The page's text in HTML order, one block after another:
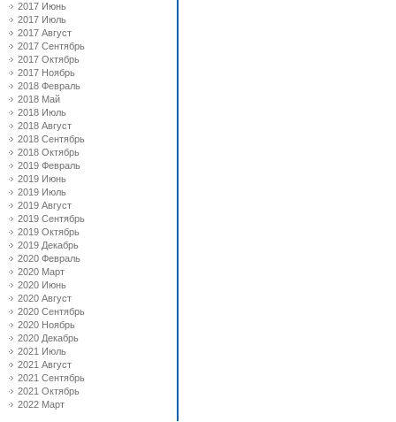
2017 Июнь
2017 Июль
2017 Август
2017 Сентябрь
2017 Октябрь
2017 Ноябрь
2018 Февраль
2018 Май
2018 Июль
2018 Август
2018 Сентябрь
2018 Октябрь
2019 Февраль
2019 Июнь
2019 Июль
2019 Август
2019 Сентябрь
2019 Октябрь
2019 Декабрь
2020 Февраль
2020 Март
2020 Июнь
2020 Август
2020 Сентябрь
2020 Ноябрь
2020 Декабрь
2021 Июль
2021 Август
2021 Сентябрь
2021 Октябрь
2022 Март